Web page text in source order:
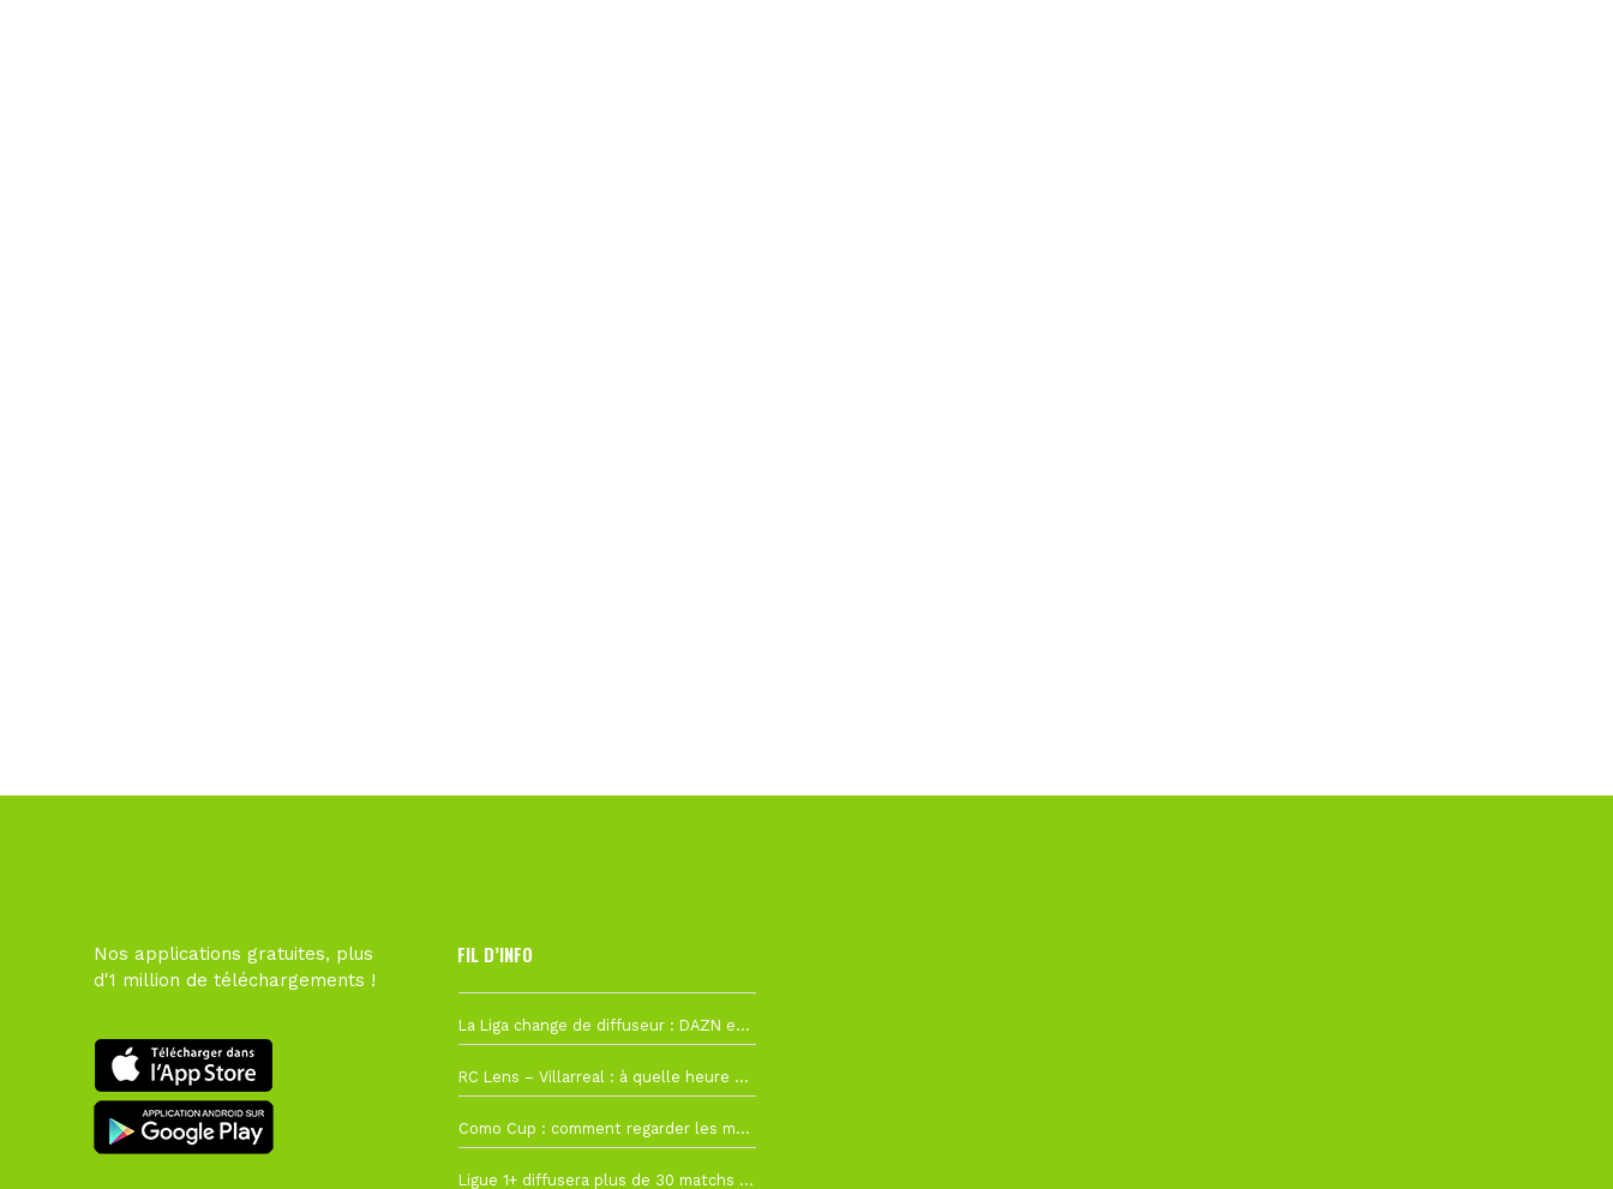
Nos applications gratuites, plus
d'1 million de téléchargements !
FIL D’INFO
La Liga change de diffuseur : DAZN et Disney+ remplacent beIN Sports !
RC Lens – Villarreal : à quelle heure et sur quelle chaîne voir la finale de la Como Cup ?
Como Cup : comment regarder les matchs du RC Lens en direct ?
Ligue 1+ diffusera plus de 30 matchs amicaux avant la reprise de la Ligue 1